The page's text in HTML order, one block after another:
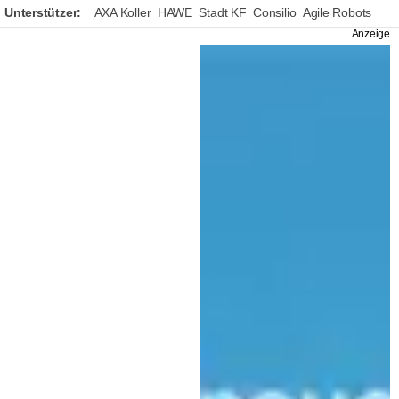
Unterstützer: AXA Koller HAWE Stadt KF Consilio Agile Robots